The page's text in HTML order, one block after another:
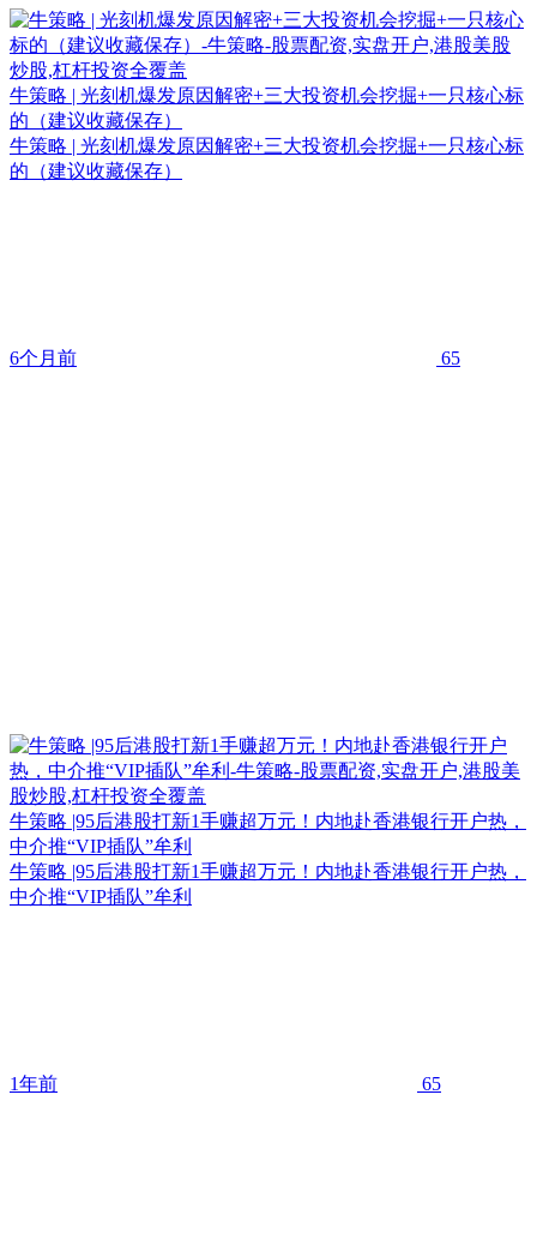
牛策略 | 光刻机爆发原因解密+三大投资机会挖掘+一只核心标
的（建议收藏保存）
牛策略 | 光刻机爆发原因解密+三大投资机会挖掘+一只核心标
的（建议收藏保存）
6个月前 65
牛策略 |95后港股打新1手赚超万元！内地赴香港银行开户热，
中介推“VIP插队”牟利
牛策略 |95后港股打新1手赚超万元！内地赴香港银行开户热，
中介推“VIP插队”牟利
1年前 65